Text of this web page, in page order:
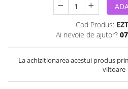
Cod Produs:
Ai nevoie de ajutor?
La achizitionarea acestui produs
viitoare